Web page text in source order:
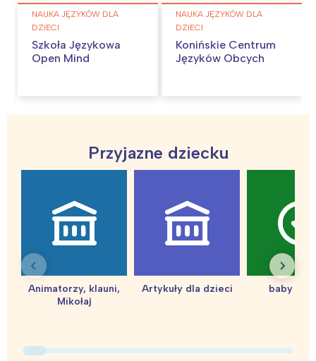
NAUKA JĘZYKÓW DLA
DZIECI
Szkoła Językowa
Open Mind
NAUKA JĘZYKÓW DLA
DZIECI
Konińskie Centrum
Języków Obcych
Przyjazne dziecku
Animatorzy, klauni,
Mikołaj
Artykuły dla dzieci baby
Interesują mnie wydarzenia z
tego regionu:
Warszawa
Łódź
Śląsk
Kraków